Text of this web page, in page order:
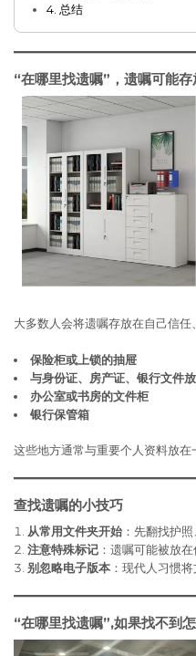
4. 总结
“在哪里找遗嘱”，遗嘱可能
大多数人会将遗嘱存放在自己信任
保险柜或上锁的抽屉
与身份证、房产证、银行文件
办公室或书房的文件柜
银行保管箱
这些地方通常与重要个人资料放在
查找遗嘱的小技巧
从常用文件夹开始 ：先翻找护
注意特殊标记 ：遗嘱可能被放
别忽略电子版本 ：现代人习惯
“在哪里找遗嘱”,如果找不到